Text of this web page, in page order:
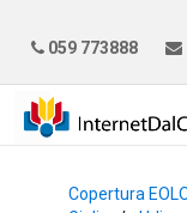
059 773888
Copertura